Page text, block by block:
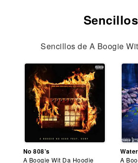
Sencillos
Sencillos de A Boogie
No 808’s
A Boogie Wit Da Hoodie